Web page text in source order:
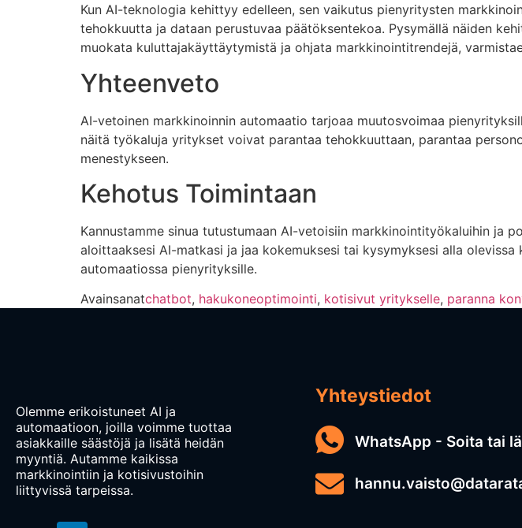
Kun AI-teknologia kehittyy edelleen, sen vaikutus pienyritysten
tehokkuutta ja dataan perustuvaa päätöksentekoa. Pysymällä näiden
muokata kuluttajakäyttäytymistä ja ohjata markkinointitrendejä,
Yhteenveto
AI-vetoinen markkinoinnin automaatio tarjoaa muutosvoimaa
näitä työkaluja yritykset voivat parantaa tehokkuuttaan, parantaa
menestykseen.
Kehotus Toimintaan
Kannustamme sinua tutustumaan AI-vetoisiin markkinointityökaluihin ja
aloittaaksesi AI-matkasi ja jaa kokemuksesi tai kysymyksesi alla
automaatiossa pienyrityksille.
Avainsanatchatbot, hakukoneoptimointi, kotisivut yritykselle, paranna
Olemme erikoistuneet AI ja
automaatioon, joilla voimme tuottaa
asiakkaille säästöjä ja lisätä heidän
myyntiä. Autamme kaikissa
markkinointiin ja kotisivustoihin
liittyvissä tarpeissa.
Yhteystiedot
WhatsApp - Soita tai